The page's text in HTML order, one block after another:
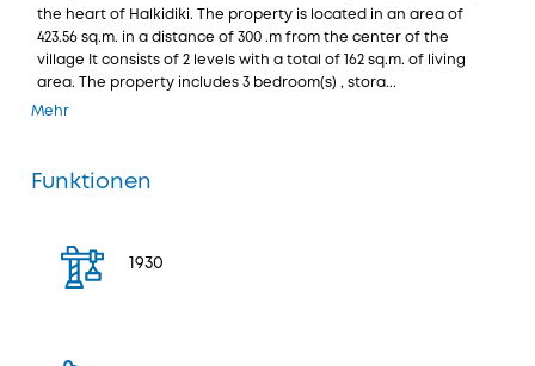
the heart of Halkidiki. The property is located in an area of
423.56 sq.m. in a distance of 300 .m from the center of the
village It consists of 2 levels with a total of 162 sq.m. of living
area. The property includes 3 bedroom(s) , stora...
Mehr
Funktionen
1930